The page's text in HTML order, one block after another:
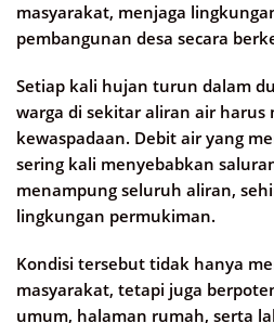
masyarakat, menjaga
pembangunan desa secara
Setiap kali hujan turun dalam
warga di sekitar aliran air harus
kewaspadaan. Debit air yang
sering kali menyebabkan
menampung seluruh aliran,
lingkungan permukiman.
Kondisi tersebut tidak hanya
masyarakat, tetapi juga
umum, halaman rumah, serta